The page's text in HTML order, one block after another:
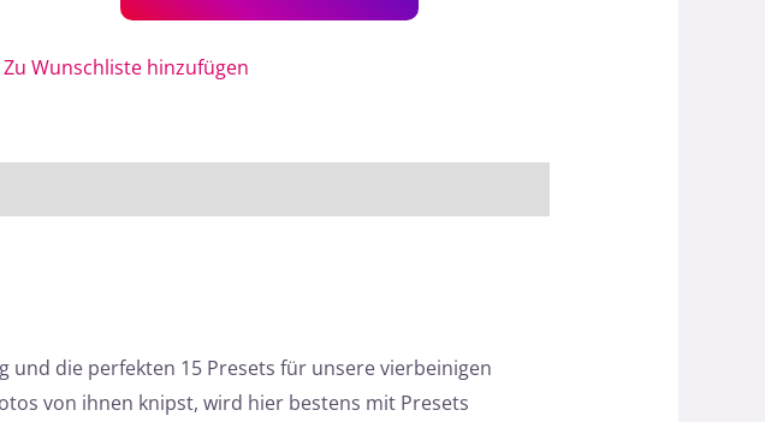
Zu Wunschliste hinzufügen
und die perfekten 15 Presets für unsere vierbeinigen
von ihnen knipst, wird hier bestens mit Presets